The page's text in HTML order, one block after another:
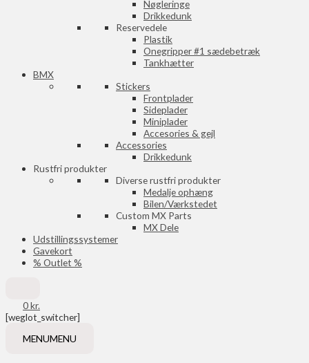
Nøgleringe
Drikkedunk
Reservedele
Plastik
Onegripper #1 sædebetræk
Tankhætter
BMX
Stickers
Frontplader
Sideplader
Miniplader
Accesories & gejl
Accessories
Drikkedunk
Rustfri produkter
Diverse rustfri produkter
Medalje ophæng
Bilen/Værkstedet
Custom MX Parts
MX Dele
Udstillingssystemer
Gavekort
% Outlet %
0kr.
[weglot_switcher]
MENUMENU